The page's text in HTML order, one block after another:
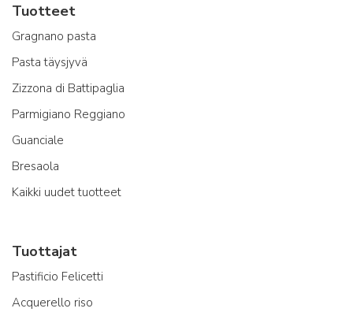
Tuotteet
Gragnano pasta
Pasta täysjyvä
Zizzona di Battipaglia
Parmigiano Reggiano
Guanciale
Bresaola
Kaikki uudet tuotteet
Tuottajat
Pastificio Felicetti
Acquerello riso